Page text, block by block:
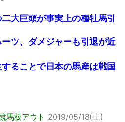
大巨頭が事実上の種牡馬引
ツ、ダメジャーも引退が近
ることで日本の馬産は戦国
馬板アウト 2019/05/18(土)